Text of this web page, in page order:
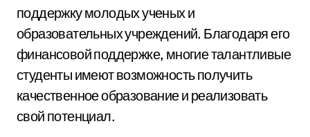
поддержку молодых ученых и
образовательных учреждений. Благодаря его
финансовой поддержке, многие талантливые
студенты имеют возможность получить
качественное образование и реализовать
свой потенциал.